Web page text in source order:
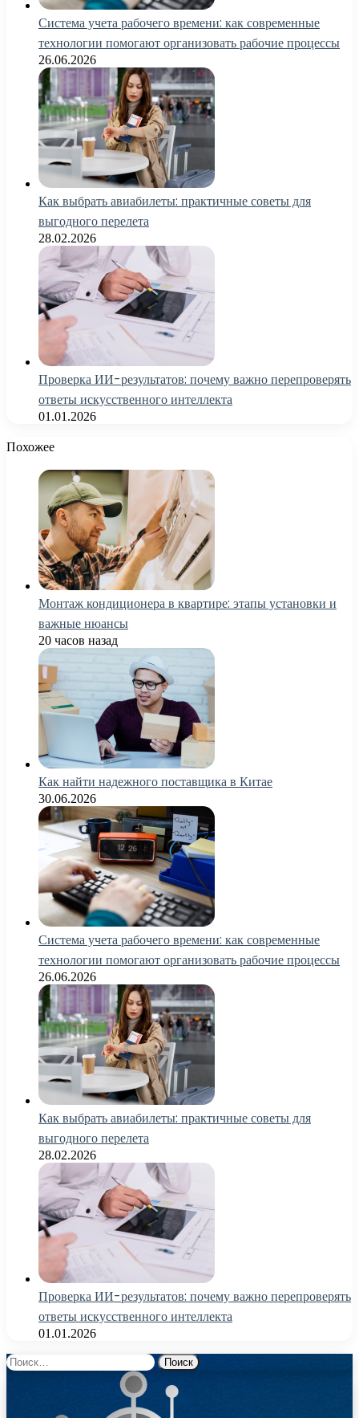
Система учета рабочего времени: как современные
технологии помогают организовать рабочие процессы
26.06.2026
Как выбрать авиабилеты: практичные советы для
выгодного перелета
28.02.2026
Проверка ИИ-результатов: почему важно перепроверять
ответы искусственного интеллекта
01.01.2026
Похожее
Монтаж кондиционера в квартире: этапы установки и
важные нюансы
20 часов назад
Как найти надежного поставщика в Китае
30.06.2026
Система учета рабочего времени: как современные
технологии помогают организовать рабочие процессы
26.06.2026
Как выбрать авиабилеты: практичные советы для
выгодного перелета
28.02.2026
Проверка ИИ-результатов: почему важно перепроверять
ответы искусственного интеллекта
01.01.2026
Найти: